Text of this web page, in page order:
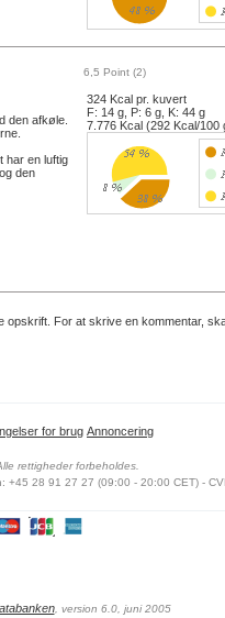
6,5 Point (2)
den afkøle.
en luftig
den
324 Kcal pr. kuvert
F: 14 g, P: 6 g, K: 44 g
7.776 Kcal (292 Kcal/100
opskrift. For at skrive en kommentar,
for brug Annoncering
rettigheder forbeholdes.
+45 28 91 27 27 (09:00 - 20:00 CET) -
, version 6.0, juni 2005